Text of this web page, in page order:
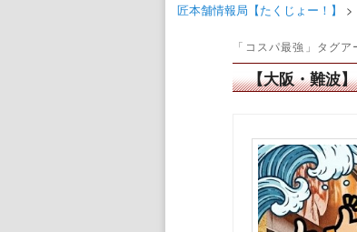
ン
ン
ン
テ
コ
テ
ン
匠本舗情報局【たくじょー！】
>
「 コスパ最強 」タグ
【大阪・難波